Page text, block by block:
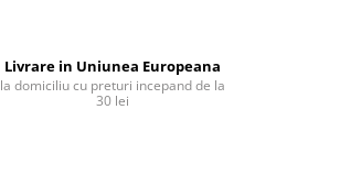
Livrare in Uniunea Europeana
la domiciliu cu preturi incepand de la
30 lei